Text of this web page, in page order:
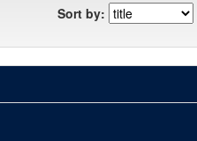
Sort by: